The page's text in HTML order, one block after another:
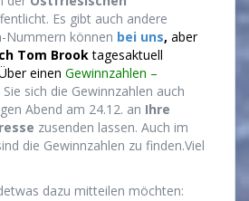
Es gibt auch andere
Nummern können bei uns, aber
Tom Brooktagesaktuell
einen Gewinnzahlen –
sich die Gewinnzahlen auch
Abend am 24.12. an Ihre
zusenden lassen. Auch im
die Gewinnzahlen zu finden.Viel
dazu mitteilen möchten: